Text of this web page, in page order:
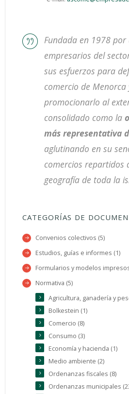
Fundada en 1978
empresarios del
sus esfuerzos para
comercio de Menorca
promocionarlo al
consolidado como la
más representativa
aglutinando en su
comercios repartidos
geografía de toda la
CATEGORÍAS DE
Convenios colectivos (5)
Estudios, guías e informes (1)
Formularios y modelos
Normativa (5)
Agricultura, ganadería y
Bolkestein (1)
Comercio (8)
Consumo (3)
Economía y hacienda (1)
Medio ambiente (2)
Ordenanzas fiscales (8)
Ordenanzas municipales